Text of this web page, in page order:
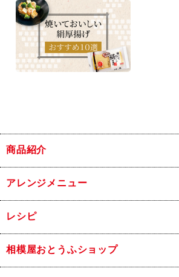
商品紹介
アレンジメニュー
レシピ
相模屋おとうふショップ